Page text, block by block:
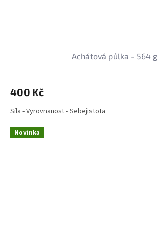
Achátová půlka - 564 g
400 Kč
Síla - Vyrovnanost - Sebejistota
Novinka